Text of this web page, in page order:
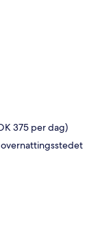
375 per dag)